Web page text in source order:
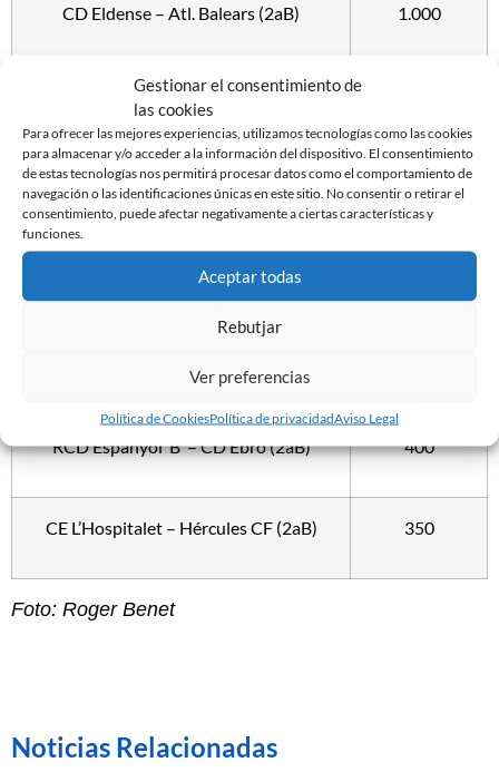
Gestionar el consentimiento de
las cookies
Para ofrecer las mejores experiencias, utilizamos tecnologías como las cookies
para almacenar y/o acceder a la información del dispositivo. El consentimiento
de estas tecnologías nos permitirá procesar datos como el comportamiento de
navegación o las identificaciones únicas en este sitio. No consentir o retirar el
consentimiento, puede afectar negativamente a ciertas características y
funciones.
Aceptar todas
Rebutjar
Ver preferencias
Política de CookiesPolítica de privacidadAviso Legal
CD Eldense – Atl. Balears (2aB) 1.000
Lleida Esportiu – Villarreal ‘B’ (2aB)
Badalona – CD Alcoyano 800
Valencia Mestalla – RCD Mallorca ‘B’
(2aB)
700
RCD Espanyol ‘B’ – CD Ebro (2aB) 400
CE L’Hospitalet – Hércules CF (2aB) 350
Foto: Roger Benet
Noticias Relacionadas